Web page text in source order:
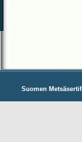
Suomen